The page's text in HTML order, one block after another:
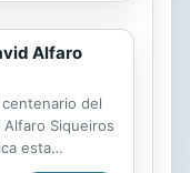
se realiza
este tipo de
la llegada
la Información
ha acentuado,
del
Alfaro
del
Siqueiros
esta